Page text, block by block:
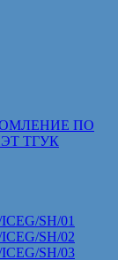
ПО
ТГУК
SH/01
SH/02
SH/03